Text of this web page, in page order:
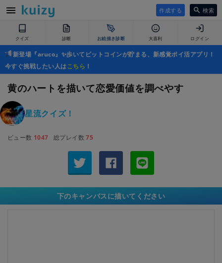
作成する 検索
クイズ 診断 お絵描き診断 大喜利 ログイン
新登場『aruco』✨歩いてビットコインが貯まる、新感覚ポイ活アプリ！
今すぐ挑戦したい人はこちら ！
黄のハートを描いて恋愛価値を調べやす
星流クイズ！
ビュー数 1047 総プレイ数 75
下のキャンバスに描いてください